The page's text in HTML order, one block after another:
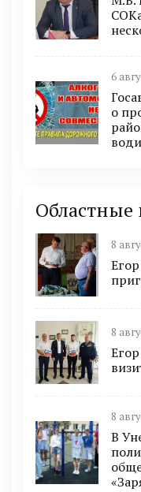
6
о
Областные
8
8
8
В